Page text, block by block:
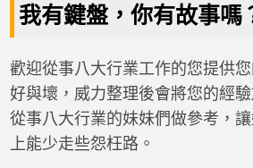
我有鍵盤，你有故事嗎
歡迎從事八大行業工作的您提供
好與壞，威力整理後會將您的經
從事八大行業的妹妹們做參考，
上能少走些怨枉路。